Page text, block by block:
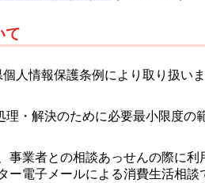
て
人情報保護条例により取り扱いま
・解決のために必要最小限度の
事業者との相談あっせんの際に利
ー電子メールによる消費生活相